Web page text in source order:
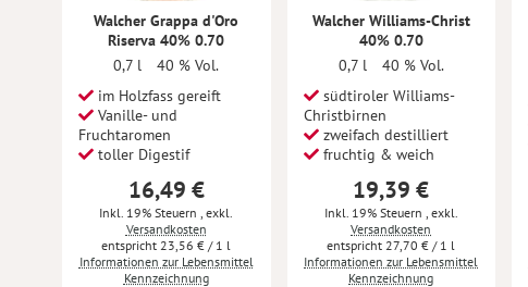
Walcher Grappa d'Oro
Riserva 40% 0.70
0,7 l
40 % Vol.
im Holzfass gereift
Vanille- und
Fruchtaromen
toller Digestif
16,49 €
Inkl. 19% Steuern
exkl.
Versandkosten
23,56 € / 1 l
Informationen zur Lebensmittel
Kennzeichnung
Walcher Williams-Christ
40% 0.70
0,7 l
40 % Vol.
südtiroler Williams-
Christbirnen
zweifach destilliert
fruchtig & weich
19,39 €
Inkl. 19% Steuern exkl.
Versandkosten
27,70 € / 1 l
Informationen zur Lebensmittel
Kennzeichnung